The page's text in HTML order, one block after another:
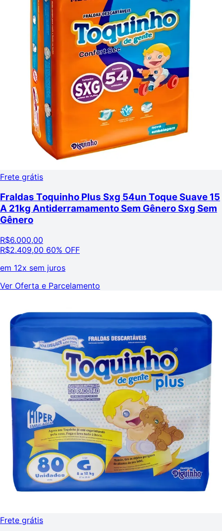
Frete grátis
Fraldas Toquinho Plus Sxg 54un Toque Suave 15
A 21kg Antiderramamento Sem Gênero Sxg Sem
Gênero
R$6.000,00
R$2.409,00 60% OFF
em 12x sem juros
Ver Oferta e Parcelamento
Frete grátis